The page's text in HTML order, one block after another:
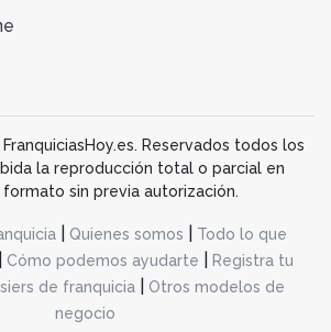
Reservados todos los
la reproducción total o parcial en
sin previa autorización.
Quienes somos
Todo lo que
Cómo podemos ayudarte
Registra tu
de franquicia|
Otros modelos de
negocio